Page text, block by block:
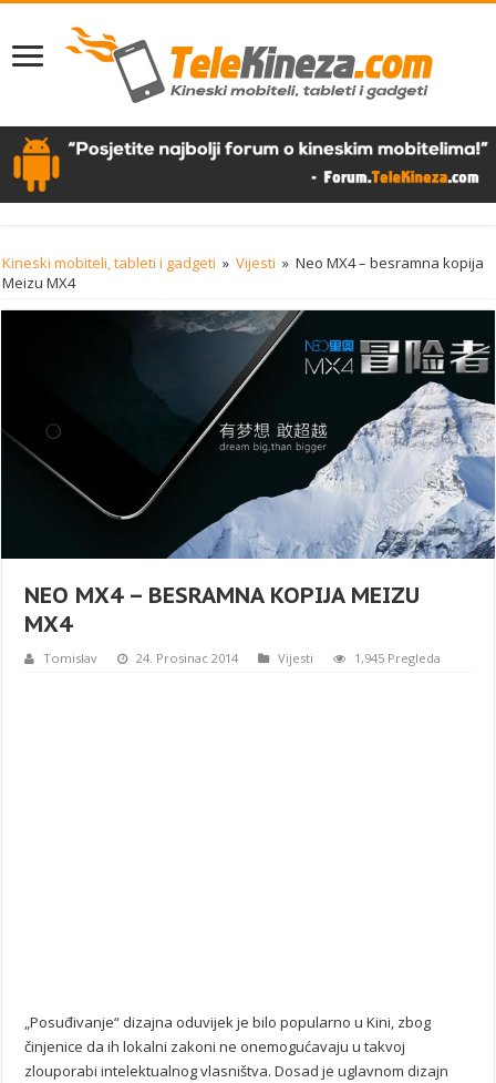
Kineski mobiteli, tableti i gadgeti » Vijesti » Neo MX4 – besramna kopija
Meizu MX4
NEO MX4 – BESRAMNA KOPIJA MEIZU
MX4
Tomislav 24. Prosinac 2014 Vijesti 1,945 Pregleda
„Posuđivanje“ dizajna oduvijek je bilo popularno u Kini, zbog
činjenice da ih lokalni zakoni ne onemogućavaju u takvoj
zlouporabi intelektualnog vlasništva. Dosad je uglavnom dizajn